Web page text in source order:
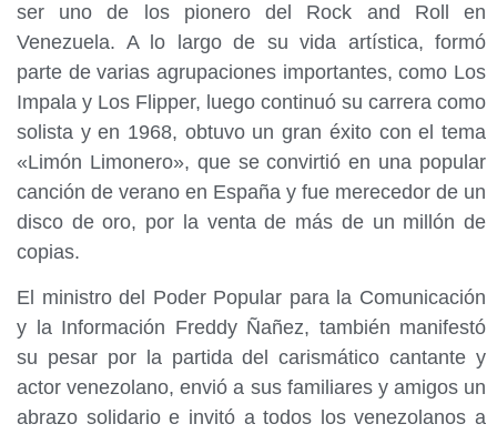
ser uno de los pionero del Rock and Roll en
Venezuela. A lo largo de su vida artística, formó
parte de varias agrupaciones importantes, como Los
Impala y Los Flipper, luego continuó su carrera como
solista y en 1968, obtuvo un gran éxito con el tema
«Limón Limonero», que se convirtió en una popular
canción de verano en España y fue merecedor de un
disco de oro, por la venta de más de un millón de
copias.
El ministro del Poder Popular para la Comunicación
y la Información Freddy Ñañez, también manifestó
su pesar por la partida del carismático cantante y
actor venezolano, envió a sus familiares y amigos un
abrazo solidario e invitó a todos los venezolanos a